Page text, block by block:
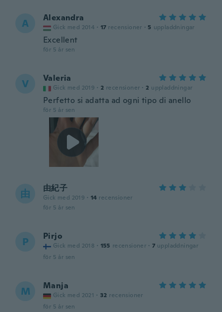
A Alexandra
Gick med 2014 · 17 recensioner · 5 uppladdningar
Excellent
för 5 år sen
V Valeria
Gick med 2019 · 2 recensioner · 2 uppladdningar
Perfetto si adatta ad ogni tipo di anello
för 5 år sen
由 由紀子
Gick med 2019 · 14 recensioner
för 5 år sen
P Pirjo
Gick med 2018 · 155 recensioner · 7 uppladdningar
för 5 år sen
M Manja
Gick med 2021 · 32 recensioner
för 5 år sen